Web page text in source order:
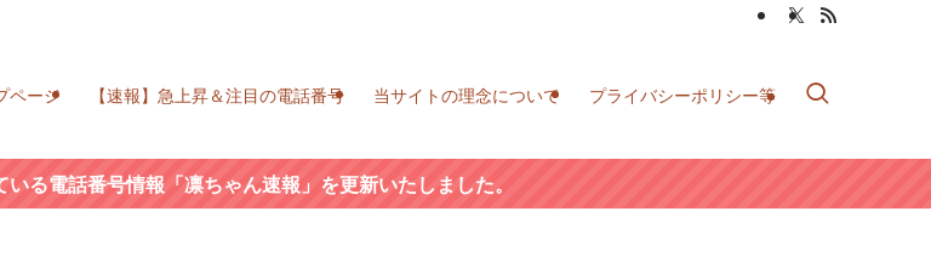
ページ 【速報】急上昇＆注目の電話番号 当サイトの理念について プライバシーポリシー等
いる電話番号情報「凛ちゃん速報」を更新いたしました。